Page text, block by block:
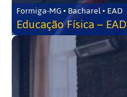
Formiga-MG • Bacharel • EAD
Educação Física – EAD